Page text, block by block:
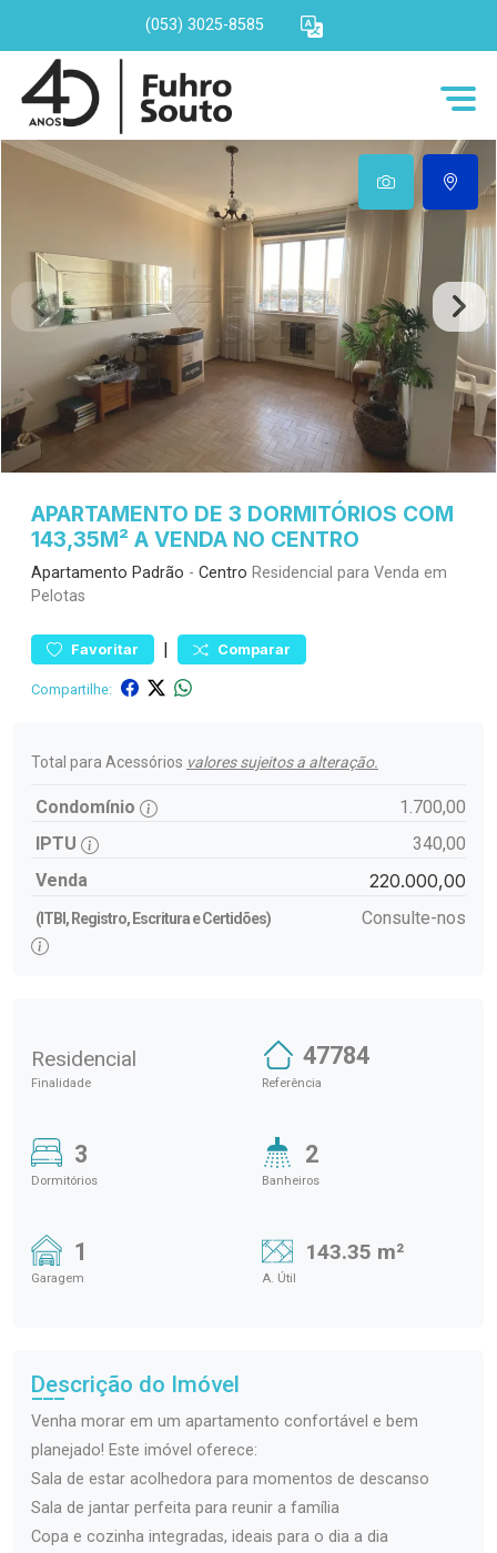
(053) 3025-8585
APARTAMENTO DE 3 DORMITÓRIOS COM
143,35M² A VENDA NO CENTRO
Apartamento Padrão - Centro Residencial para Venda em
Pelotas
Favoritar | Comparar
Compartilhe:
Total para Acessórios valores sujeitos a alteração.
Condomínio
1.700,00
IPTU
340,00
Venda
220.000,00
(ITBI, Registro, Escritura e Certidões) Consulte-nos
Residencial
Finalidade
47784
Referência
3
Dormitórios
2
Banheiros
1
Garagem
143.35 m²
A. Útil
Descrição do Imóvel
Venha morar em um apartamento confortável e bem
planejado! Este imóvel oferece:
Sala de estar acolhedora para momentos de descanso
Sala de jantar perfeita para reunir a família
Copa e cozinha integradas, ideais para o dia a dia